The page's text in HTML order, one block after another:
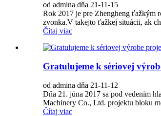
od admina dňa 21-11-15
Rok 2017 je pre Zhengheng ťažkým
zvonka.V takejto ťažkej situácii, ak
Čítaj viac
Gratulujeme k sériovej
od admina dňa 21-11-12
Dňa 21. júna 2017 sa pod vedením
Machinery Co., Ltd. projektu bloku
Čítaj viac